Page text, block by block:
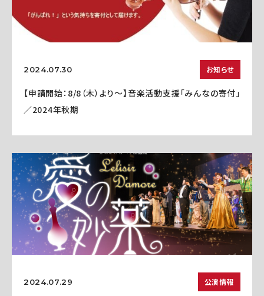
2024.07.30 お知らせ
【申請開始：8/8（木）より～】音楽活動支援「みんなの寄付」
／2024年秋期
2024.07.29 公演情報